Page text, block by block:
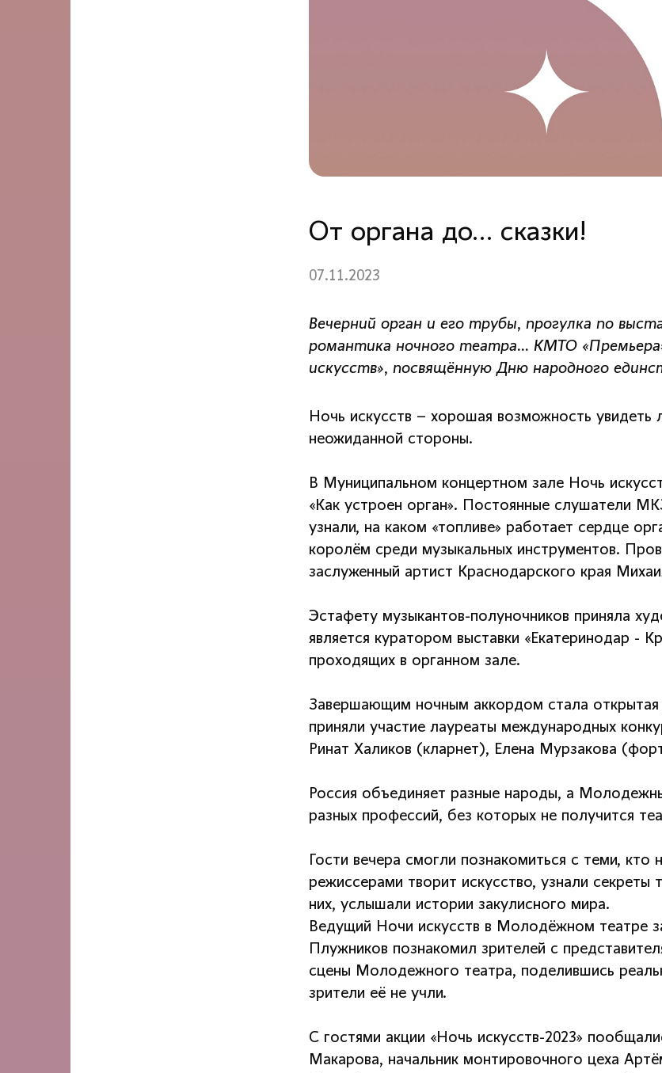
От органа до… сказки!
07.11.2023
Вечерний орган и его трубы, прогулка по
романтика ночного театра… КМТО
искусств», посвящённую Дню народного
Ночь искусств – хорошая возможность
неожиданной стороны.
В Муниципальном концертном зале Ночь
«Как устроен орган». Постоянные слушатели
узнали, на каком «топливе» работает сердце
королём среди музыкальных инструментов.
заслуженный артист Краснодарского края
Эстафету музыкантов-полуночников приняла
является куратором выставки «Екатеринодар -
проходящих в органном зале.
Завершающим ночным аккордом стала открытая
приняли участие лауреаты международных
Ринат Халиков (кларнет), Елена Мурзакова
Россия объединяет разные народы, а
разных профессий, без которых не получится
Гости вечера смогли познакомиться с теми,
режиссерами творит искусство, узнали
них, услышали истории закулисного мира.
Ведущий Ночи искусств в Молодёжном театре
Плужников познакомил зрителей с
сцены Молодежного театра, поделившись
зрители её не учли.
С гостями акции «Ночь искусств-2023»
Макарова, начальник монтировочного цеха